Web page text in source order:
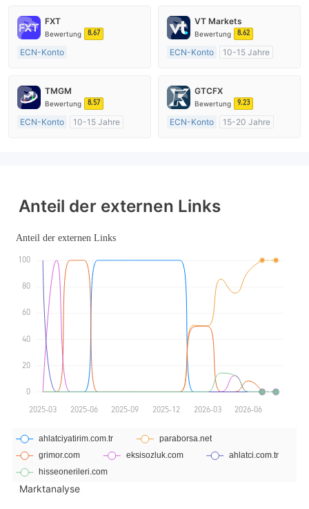
FXT
Bewertung 8.67
ECN-Konto
AustralienRegulierung
Market Making (MM)
VT Markets
Bewertung 8.62
ECN-Konto
10-15 Jahre
Market Making (MM)
MT4-Volllizenz
TMGM
Bewertung 8.57
ECN-Konto
10-15 Jahre
GTCFX
Bewertung 9.23
ECN-Konto
15-20 Jahre
Anteil der externen Links
Marktanalyse